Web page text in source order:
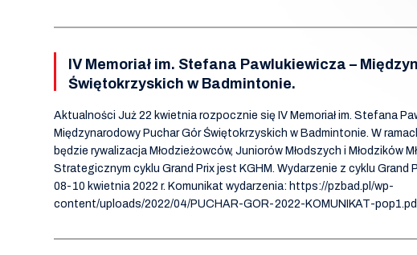
IV Memoriał im. Stefana Pawlukiewicza –
Świętokrzyskich w Badmintonie.
Aktualności Już 22 kwietnia rozpocznie się IV Memoriał im. Stefana
Międzynarodowy Puchar Gór Świętokrzyskich w Badmintonie. W
będzie rywalizacja Młodzieżowców, Juniorów Młodszych i Młodzików
Strategicznym cyklu Grand Prix jest KGHM. Wydarzenie z cyklu Grand
08-10 kwietnia 2022 r. Komunikat wydarzenia: https://pzbad.pl/wp-
content/uploads/2022/04/PUCHAR-GOR-2022-KOMUNIKAT-